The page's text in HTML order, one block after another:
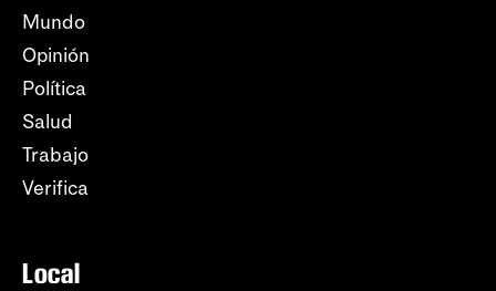
Mundo
Opinión
Política
Salud
Trabajo
Verifica
Local